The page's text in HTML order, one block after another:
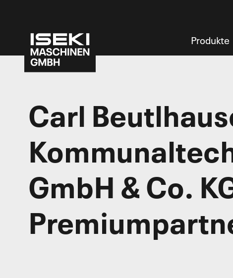
Produkte
Carl
GmbH & Co.